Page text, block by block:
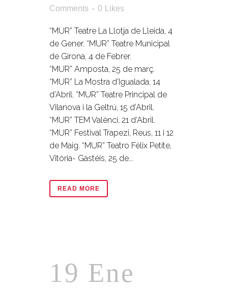
Comments
0 Likes
“MUR” Teatre La Llotja de Lleida, 4
de Gener. “MUR” Teatre Municipal
de Girona, 4 de Febrer.
“MUR” Amposta, 25 de març.
“MUR” La Mostra d’Igualada, 14
d’Abril. “MUR” Teatre Principal de
Vilanova i la Geltrú, 15 d’Abril.
“MUR” TEM Valènci, 21 d’Abril.
“MUR” Festival Trapezi, Reus, 11 i 12
de Maig. “MUR” Teatro Félix Petite,
Vitòria- Gastéis, 25 de...
READ MORE
19 Ene